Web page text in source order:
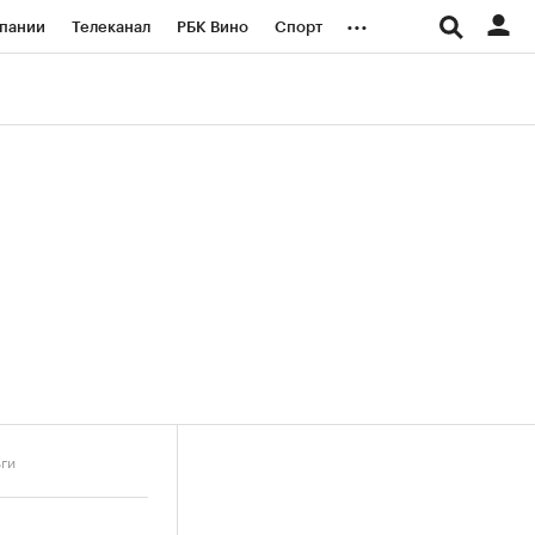
Телеканал РБК Вино Спорт ...